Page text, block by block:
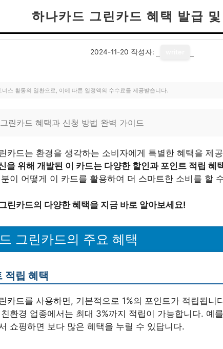
하나카드 그린카드 혜택 발급
2024-11-20 작성자:
너스 활동의 일환으로, 이에 따른 일정액의 수수료를 제공받습니다.
린카드 혜택과 신청 방법 완벽 가이드
카드는 환경을 생각하는 소비자에게 특별한 혜택을 제
을 위해 개발된 이 카드는 다양한 할인과 포인트 적립 혜
이 어떻게 이 카드를 활용하여 더 스마트한 소비를 할
린카드의 다양한 혜택을 지금 바로 알아보세요!
그린카드의 주요 혜택
적립 혜택
카드를 사용하면, 기본적으로 1%의 포인트가 적립됩니
환경 업종에서는 최대 3%까지 적립이 가능합니다. 예
쇼핑하면 보다 많은 혜택을 누릴 수 있답니다.